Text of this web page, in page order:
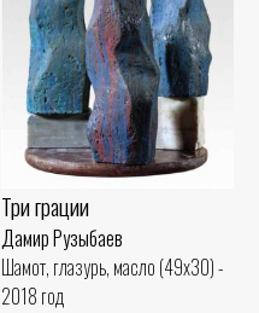
Три грации
Дамир Рузыбаев
Шамот, глазурь, масло (49x30) -
2018 год